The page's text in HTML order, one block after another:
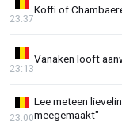
Koffi of
23:37
Vanaken looft
23:13
Lee meteen
meegemaakt"
23:00